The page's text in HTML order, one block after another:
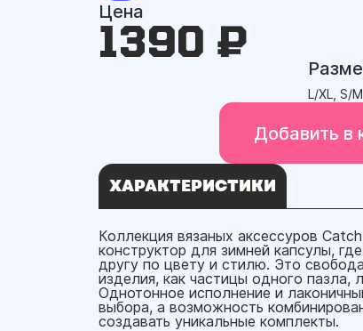
Цена
1390 ₽
L/XL, S/M
Добавить в
ХАРАКТЕРИСТИКИ
Коллекция вязаных аксессуров
конструктор для зимней капсулы,
другу по цвету и стилю. Это
изделия, как частицы одного пазла,
Однотонное исполнение и
выбора, а возможность
создавать уникальные комплекты.